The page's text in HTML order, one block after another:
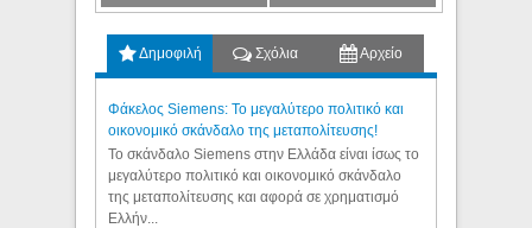
Δημοφιλή Σχόλια Αρχείο
Φάκελος Siemens: Το μεγαλύτερο πολιτικό και
οικονομικό σκάνδαλο της μεταπολίτευσης!
Το σκάνδαλο Siemens στην Ελλάδα είναι ίσως το
μεγαλύτερο πολιτικό και οικονομικό σκάνδαλο
της μεταπολίτευσης και αφορά σε χρηματισμό
Ελλήν...